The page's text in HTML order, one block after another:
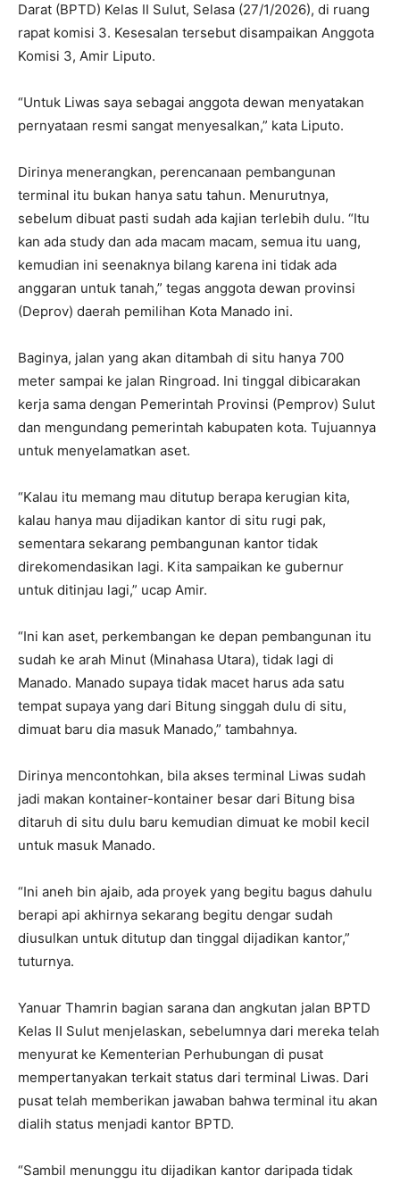
Darat (BPTD) Kelas II Sulut, Selasa (27/1/2026), di ruang
rapat komisi 3. Kesesalan tersebut disampaikan Anggota
Komisi 3, Amir Liputo.
“Untuk Liwas saya sebagai anggota dewan menyatakan
pernyataan resmi sangat menyesalkan,” kata Liputo.
Dirinya menerangkan, perencanaan pembangunan
terminal itu bukan hanya satu tahun. Menurutnya,
sebelum dibuat pasti sudah ada kajian terlebih dulu. “Itu
kan ada study dan ada macam macam, semua itu uang,
kemudian ini seenaknya bilang karena ini tidak ada
anggaran untuk tanah,” tegas anggota dewan provinsi
(Deprov) daerah pemilihan Kota Manado ini.
Baginya, jalan yang akan ditambah di situ hanya 700
meter sampai ke jalan Ringroad. Ini tinggal dibicarakan
kerja sama dengan Pemerintah Provinsi (Pemprov) Sulut
dan mengundang pemerintah kabupaten kota. Tujuannya
untuk menyelamatkan aset.
“Kalau itu memang mau ditutup berapa kerugian kita,
kalau hanya mau dijadikan kantor di situ rugi pak,
sementara sekarang pembangunan kantor tidak
direkomendasikan lagi. Kita sampaikan ke gubernur
untuk ditinjau lagi,” ucap Amir.
“Ini kan aset, perkembangan ke depan pembangunan itu
sudah ke arah Minut (Minahasa Utara), tidak lagi di
Manado. Manado supaya tidak macet harus ada satu
tempat supaya yang dari Bitung singgah dulu di situ,
dimuat baru dia masuk Manado,” tambahnya.
Dirinya mencontohkan, bila akses terminal Liwas sudah
jadi makan kontainer-kontainer besar dari Bitung bisa
ditaruh di situ dulu baru kemudian dimuat ke mobil kecil
untuk masuk Manado.
“Ini aneh bin ajaib, ada proyek yang begitu bagus dahulu
berapi api akhirnya sekarang begitu dengar sudah
diusulkan untuk ditutup dan tinggal dijadikan kantor,”
tuturnya.
Yanuar Thamrin bagian sarana dan angkutan jalan BPTD
Kelas II Sulut menjelaskan, sebelumnya dari mereka telah
menyurat ke Kementerian Perhubungan di pusat
mempertanyakan terkait status dari terminal Liwas. Dari
pusat telah memberikan jawaban bahwa terminal itu akan
dialih status menjadi kantor BPTD.
“Sambil menunggu itu dijadikan kantor daripada tidak